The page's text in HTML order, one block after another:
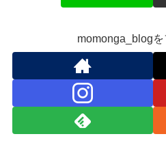
momonga_blog